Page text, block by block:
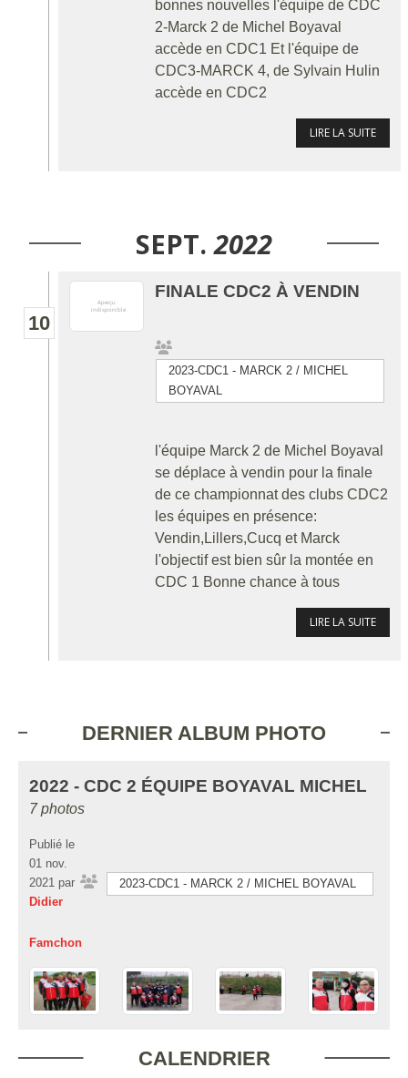
bonnes nouvelles l'équipe de CDC
2-Marck 2 de Michel Boyaval
accède en CDC1 Et l'équipe de
CDC3-MARCK 4, de Sylvain Hulin
accède en CDC2
LIRE LA SUITE
SEPT. 2022
10
FINALE CDC2 À VENDIN
2023-CDC1 - MARCK 2 / MICHEL
BOYAVAL
l'équipe Marck 2 de Michel Boyaval
se déplace à vendin pour la finale
de ce championnat des clubs CDC2
les équipes en présence:
Vendin,Lillers,Cucq et Marck
l'objectif est bien sûr la montée en
CDC 1 Bonne chance à tous
LIRE LA SUITE
DERNIER ALBUM PHOTO
2022 - CDC 2 ÉQUIPE BOYAVAL MICHEL
7 photos
2023-CDC1 - MARCK 2 / MICHEL BOYAVAL
Publié le
01 nov.
2021 par
Didier
Famchon
CALENDRIER